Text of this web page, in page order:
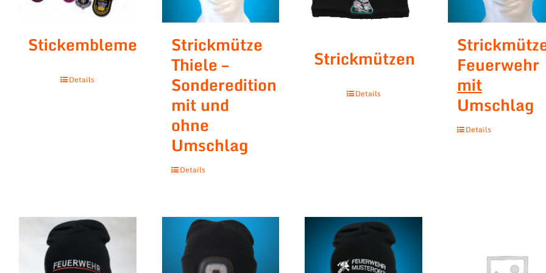
Stickembleme
Details
Strickmütze
Thiele –
Sonderedition
mit und
ohne
Umschlag
Details
Strickmützen
Details
Feuerwehr
mit
Umschlag
Details